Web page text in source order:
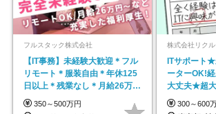
フルスタック株式会社
【IT事務】未経験大歓迎＊フル
リモート＊服装自由＊年休125
日以上＊残業なし＊月給26万円
以上
350～500万円
ITサポート
ーターOK!
大丈夫★超
ープの正社員
300～600